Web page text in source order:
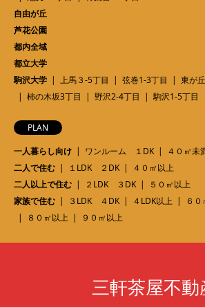
自由が丘
芦花公園
都内全域
都立大学
駒沢大学
上馬３-5丁目 弦巻1-3丁目
東が
柿の木坂3丁目
野沢2-4丁目 駒沢1-5丁目
PLAN
一人暮らし向け
ワンルーム １DK
４０㎡未
二人で住む
１LDK ２DK
４０㎡以上
二人以上で住む
２LDK ３DK
５０㎡以上
家族で住む
３LDK ４DK ４LDK以上 ６
８０㎡以上
９０㎡以上
三軒茶屋不動